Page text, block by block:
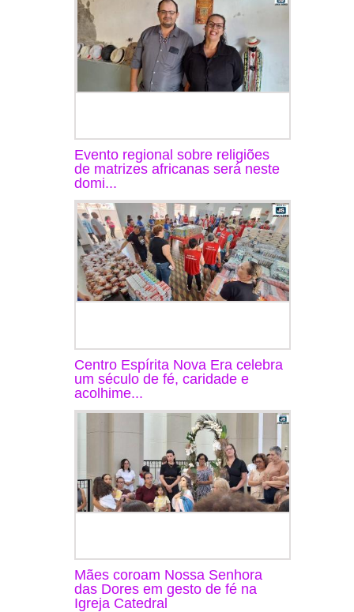
Evento regional sobre religiões
de matrizes africanas será neste
domi...
Centro Espírita Nova Era celebra
um século de fé, caridade e
acolhime...
Mães coroam Nossa Senhora
das Dores em gesto de fé na
Igreja Catedral